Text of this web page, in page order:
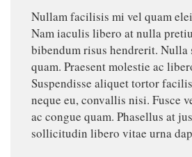
Nullam facilisis mi vel quam
Nam iaculis libero at nulla
bibendum risus hendrerit. Nulla
quam. Praesent molestie ac
Suspendisse aliquet tortor
neque eu, convallis nisi. Fusce
ac congue quam. Phasellus at
sollicitudin libero vitae urna